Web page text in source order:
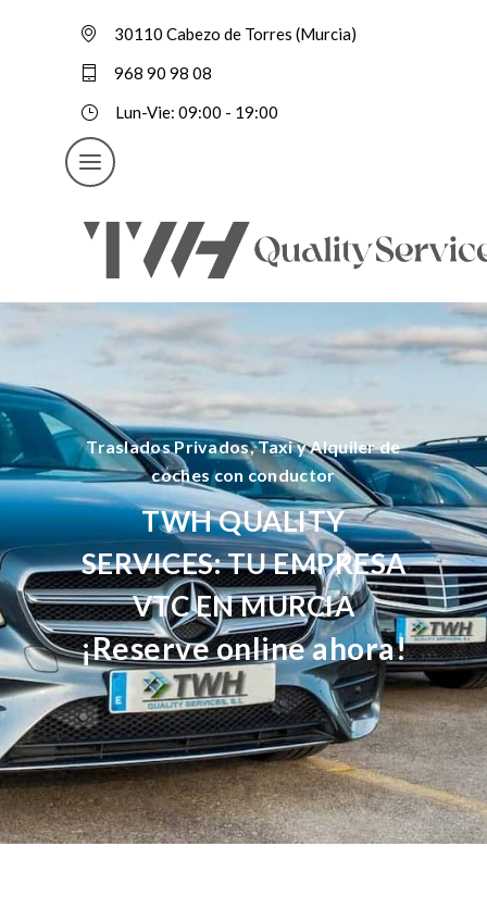
30110 Cabezo de Torres (Murcia)
968 90 98 08
Lun-Vie: 09:00 - 19:00
Traslados Privados, Taxi y Alquiler de
coches con conductor
TWH QUALITY
SERVICES: TU EMPRESA
VTC EN MURCIA
¡Reserve online ahora!